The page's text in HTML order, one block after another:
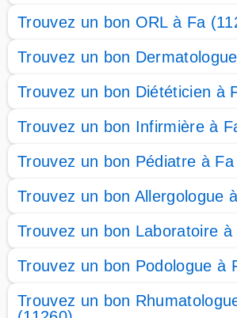
Trouvez un bon ORL à Fa
Trouvez un bon
Trouvez un bon Diététicien à
Trouvez un bon Infirmière à
Trouvez un bon Pédiatre à Fa
Trouvez un bon Allergologue
Trouvez un bon Laboratoire à
Trouvez un bon Podologue à
Trouvez un bon